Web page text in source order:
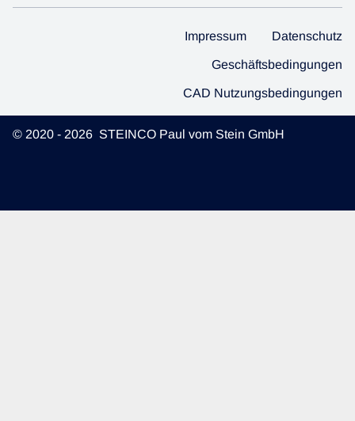
Impressum Datenschutz
Geschäftsbedingungen
CAD Nutzungsbedingungen
© 2020 - 2026 STEINCO Paul vom Stein GmbH